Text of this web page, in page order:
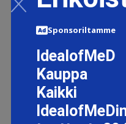
Sponsoriltamme
IdealofMeD
Kauppa
Kaikki